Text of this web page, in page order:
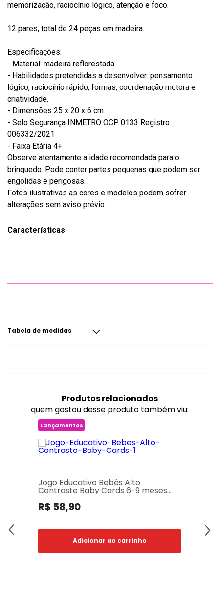
memorização, raciocínio lógico, atenção e foco.
12 pares, total de 24 peças em madeira.
Especificações:
- Material: madeira reflorestada
- Habilidades pretendidas a desenvolver: pensamento
lógico, raciocínio rápido, formas, coordenação motora e
criatividade.
- Dimensões 25 x 20 x 6 cm
- Selo Segurança INMETRO OCP 0133 Registro
006332/2021
- Faixa Etária 4+
Observe atentamente a idade recomendada para o
brinquedo. Pode conter partes pequenas que podem ser
engolidas e perigosas.
Fotos ilustrativas as cores e modelos podem sofrer
alterações sem aviso prévio
Características
Tabela de medidas
Produtosrelacionados
quem gostou desse produto também viu:
Lançamentos
Jogo Educativo Bebês Alto
Contraste Baby Cards 6-9 meses
R$ 58,90
Adicionar ao carrinho